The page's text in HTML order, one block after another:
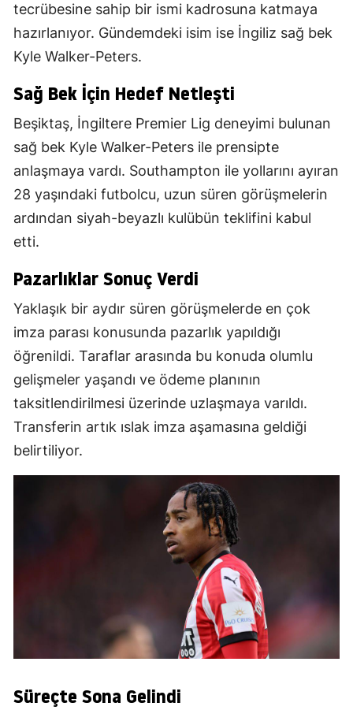
tecrübesine sahip bir ismi kadrosuna katmaya
hazırlanıyor. Gündemdeki isim ise İngiliz sağ bek
Kyle Walker-Peters.
Sağ Bek İçin Hedef Netleşti
Beşiktaş, İngiltere Premier Lig deneyimi bulunan
sağ bek Kyle Walker-Peters ile prensipte
anlaşmaya vardı. Southampton ile yollarını ayıran
28 yaşındaki futbolcu, uzun süren görüşmelerin
ardından siyah-beyazlı kulübün teklifini kabul
etti.
Pazarlıklar Sonuç Verdi
Yaklaşık bir aydır süren görüşmelerde en çok
imza parası konusunda pazarlık yapıldığı
öğrenildi. Taraflar arasında bu konuda olumlu
gelişmeler yaşandı ve ödeme planının
taksitlendirilmesi üzerinde uzlaşmaya varıldı.
Transferin artık ıslak imza aşamasına geldiği
belirtiliyor.
Süreçte Sona Gelindi